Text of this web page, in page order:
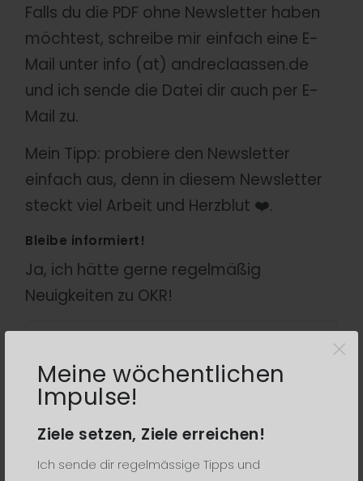
Meine wöchentlichen
Impulse!
Ziele setzen, Ziele erreichen!
Ich sende dir regelmässige Tipps und
×
Falls du die PDF ohne Newsletter haben
möchtest, schreibe mir einfach eine E-
Mail unter info (at) andreclaassen.de
und ich sende die Datei dir auch per E-
Mail zu.
Mein Tipp: probiere den Newsletter
einfach aus, denn in diesem Newsletter
steckt viel Arbeit und Herzblut ❤️.
Bleibe informiert!
Ja, ich hätte gerne regelmäßig
Neuigkeiten zu OKR!